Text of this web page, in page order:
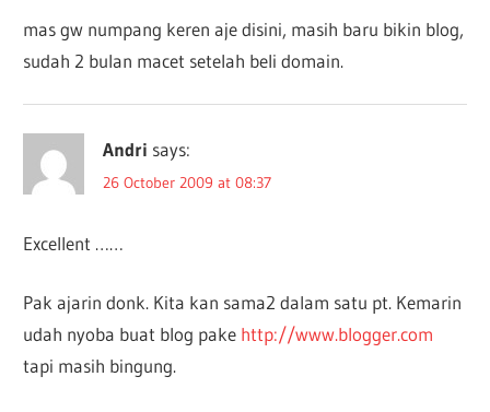
mas gw numpang keren aje disini, masih baru bikin blog,
sudah 2 bulan macet setelah beli domain.
Andri says:
26 October 2009 at 08:37
Excellent ……
Pak ajarin donk. Kita kan sama2 dalam satu pt. Kemarin
udah nyoba buat blog pake http://www.blogger.com
tapi masih bingung.